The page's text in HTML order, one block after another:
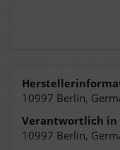
10997 Berlin,
Verantwortlich in
10997 Berlin,